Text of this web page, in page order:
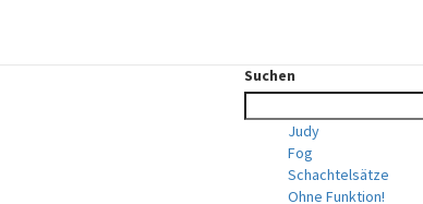
Suchen
Judy
Fog
Schachtelsätze
Ohne Funktion!